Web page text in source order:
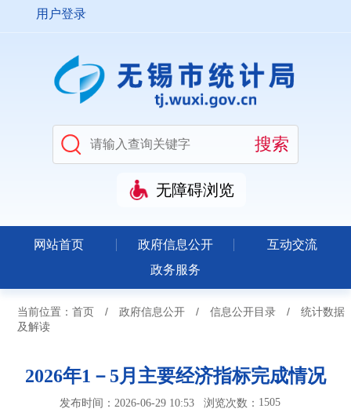
用户登录
无障碍浏览
网站首页 政府信息公开
互动交流
政务服务
当前位置： 首页 / 政府信息公开 / 信息公开目录 /
统计数据
及解读
2026年1－5月主要经济指标完成情况
发布时间：2026-06-29 10:53浏览次数： 1505